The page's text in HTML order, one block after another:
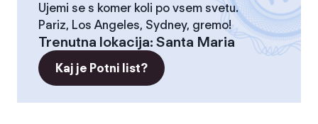
Ujemi se s komer koli po vsem svetu.
Pariz, Los Angeles, Sydney, gremo!
Trenutna lokacija: Santa Maria
Kaj je Potni list?